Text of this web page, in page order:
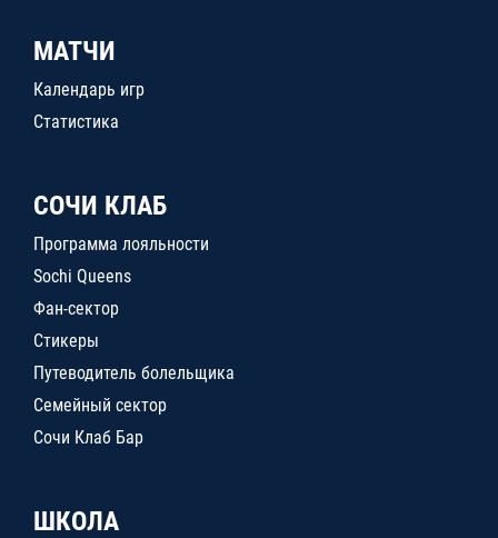
МАТЧИ
Календарь игр
Статистика
СОЧИ КЛАБ
Программа лояльности
Sochi Queens
Фан-сектор
Стикеры
Путеводитель болельщика
Семейный сектор
Сочи Клаб Бар
ШКОЛА